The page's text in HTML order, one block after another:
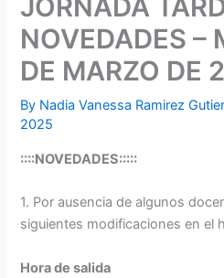
JORNADA
NOVEDADES –
DE MARZO DE
By Nadia Vanessa Ramirez
2025
::::NOVEDADES:::::
1. Por ausencia de algunos
siguientes modificaciones en el
Hora de salida